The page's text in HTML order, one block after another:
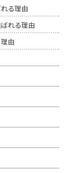
る理由
れる理由
由